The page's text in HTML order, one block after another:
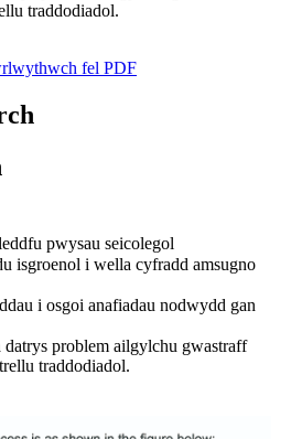
traddodiadol.
fel PDF
pwysau seicolegol
isgroenol i wella cyfradd amsugno
i osgoi anafiadau nodwydd gan
problem ailgylchu gwastraff
traddodiadol.